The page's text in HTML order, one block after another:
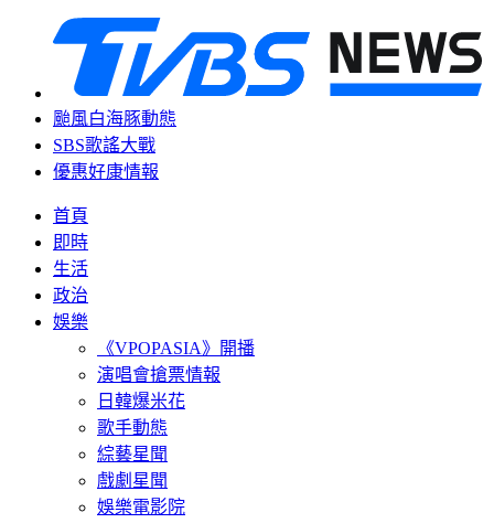
颱風白海豚動態
SBS歌謠大戰
優惠好康情報
首頁
即時
生活
政治
娛樂
《VPOPASIA》開播
演唱會搶票情報
日韓爆米花
歌手動態
綜藝星聞
戲劇星聞
娛樂電影院